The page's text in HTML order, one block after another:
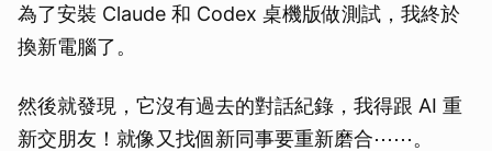
為了安裝 Claude 和 Codex 桌機版做測試，我終於
換新電腦了。
然後就發現，它沒有過去的對話紀錄，我得跟 AI 重
新交朋友！就像又找個新同事要重新磨合⋯⋯。